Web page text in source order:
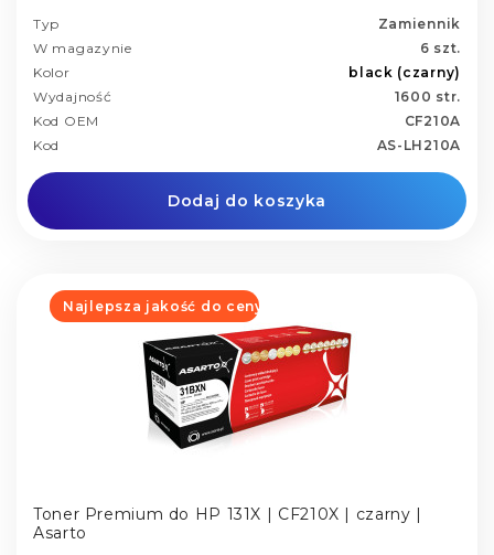
Typ
Zamiennik
W magazynie
6 szt.
Kolor
black (czarny)
Wydajność
1600 str.
Kod OEM
CF210A
Kod
AS-LH210A
Dodaj do koszyka
Najlepsza jakość do ceny
Toner Premium do HP 131X | CF210X | czarny |
Asarto